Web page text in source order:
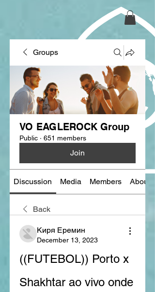
Groups
VO EAGLEROCK Group
Public · 651 members
Join
Discussion Media Members About
Back
Киря Еремин
December 13, 2023
((FUTEBOL)) Porto x
Shakhtar ao vivo onde